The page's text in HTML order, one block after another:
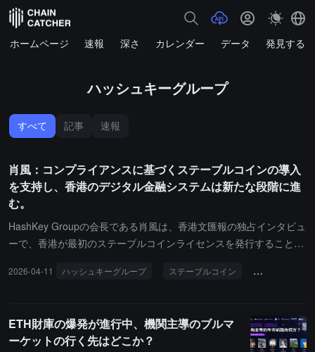
ホームページ 速報 深さ カレンダー データ 発見する
ハッシュキーグループ
すべて 記事 速報
肖風：コンプライアンスに基づくステーブルコインの導入
を支持し、香港のデジタル金融システムは新たな段階に進
む。
HashKey Groupの会長である肖風は、香港文匯報の独占インタビュ
ーで、香港が最初のステーブルコインライセンスを発行することが
彼は、この動きが香港の法定通貨のトークン化プロセスをさらに加
インは、クロスボーダー決済や貿易決済にサービスを提供するだけ
でなく、デジタル資産取引の媒介としての核心的な機能も担いま
2026-04-11 ハッシュキーグループ ステーブルコイン デジタル金融
ETH財庫の爆発が進行中、機関主導のブルマ
ーケットの行く先はどこか？